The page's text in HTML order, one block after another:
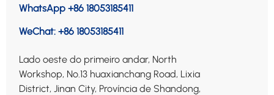
WhatsApp +86 18053185411
WeChat: +86 18053185411
Lado oeste do primeiro andar, North
Workshop, No.13 huaxianchang Road, Lixia
District, Jinan City, Província de Shandong,